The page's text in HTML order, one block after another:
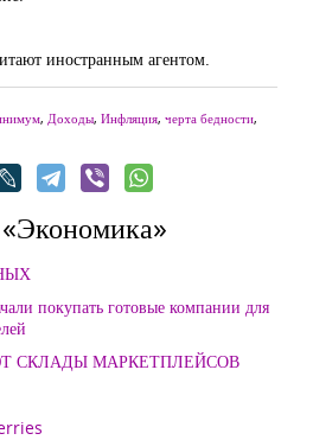
иностранным агентом.
, Доходы, Инфляция, черта бедности,
покупать готовые компании для
СКЛАДЫ МАРКЕТПЛЕЙСОВ